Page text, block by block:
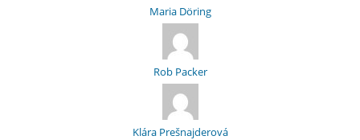
Maria Döring
Rob Packer
Klára Prešnajderová